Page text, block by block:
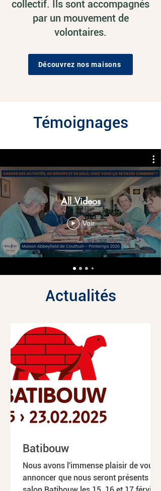
collectif. Ils sont accompagnés
par un mouvement de
volontaires.
Découvrez nos maisons
Témoignages
All Videos
Voir
Actualités
Batibouw
Nous avons l'immense plaisir de vous
annoncer que nous seront présents au